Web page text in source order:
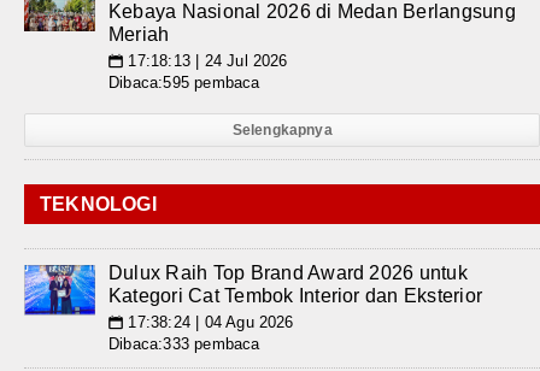
Kebaya Nasional 2026 di Medan Berlangsung
Meriah
📅 17:18:13 | 24 Jul 2026
Dibaca:595 pembaca
Selengkapnya
TEKNOLOGI
Dulux Raih Top Brand Award 2026 untuk
Kategori Cat Tembok Interior dan Eksterior
📅 17:38:24 | 04 Agu 2026
Dibaca:333 pembaca